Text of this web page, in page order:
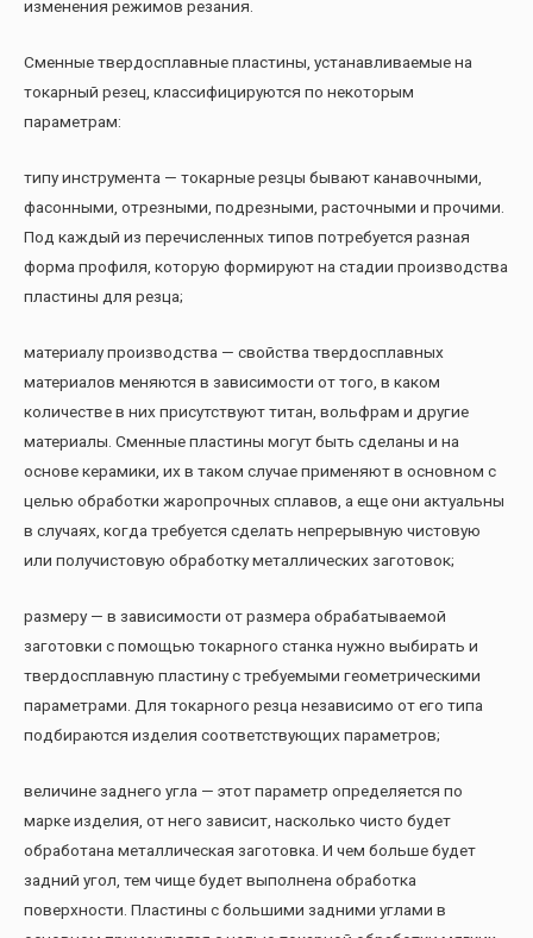
изменения режимов резания.
Сменные твердосплавные пластины, устанавливаемые на
токарный резец, классифицируются по некоторым
параметрам:
типу инструмента — токарные резцы бывают канавочными,
фасонными, отрезными, подрезными, расточными и прочими.
Под каждый из перечисленных типов потребуется разная
форма профиля, которую формируют на стадии производства
пластины для резца;
материалу производства — свойства твердосплавных
материалов меняются в зависимости от того, в каком
количестве в них присутствуют титан, вольфрам и другие
материалы. Сменные пластины могут быть сделаны и на
основе керамики, их в таком случае применяют в основном с
целью обработки жаропрочных сплавов, а еще они актуальны
в случаях, когда требуется сделать непрерывную чистовую
или получистовую обработку металлических заготовок;
размеру — в зависимости от размера обрабатываемой
заготовки с помощью токарного станка нужно выбирать и
твердосплавную пластину с требуемыми геометрическими
параметрами. Для токарного резца независимо от его типа
подбираются изделия соответствующих параметров;
величине заднего угла — этот параметр определяется по
марке изделия, от него зависит, насколько чисто будет
обработана металлическая заготовка. И чем больше будет
задний угол, тем чище будет выполнена обработка
поверхности. Пластины с большими задними углами в